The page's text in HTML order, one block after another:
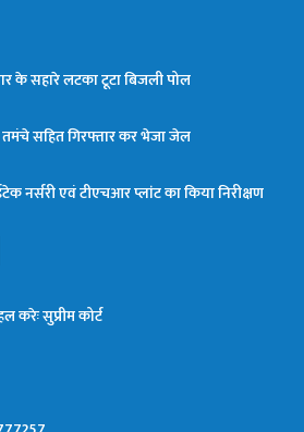
के सहारे लटका टूटा बिजली पोल
सहित गिरफ्तार कर भेजा जेल
नर्सरी एवं टीएचआर प्लांट का किया निरीक्षण
करेः सुप्रीम कोर्ट